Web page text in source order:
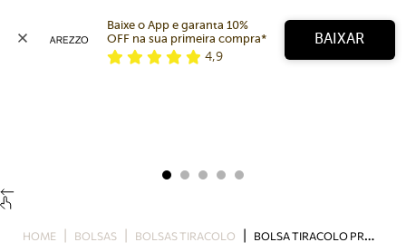
Bolsa
Baixe o App e garanta 10%
OFF na sua primeira compra*
4,9
BAIXAR
HOME BOLSAS BOLSAS TIRACOLO B
OLSA TIRACOLO PRETA COURO PEQUENA FIVELAS